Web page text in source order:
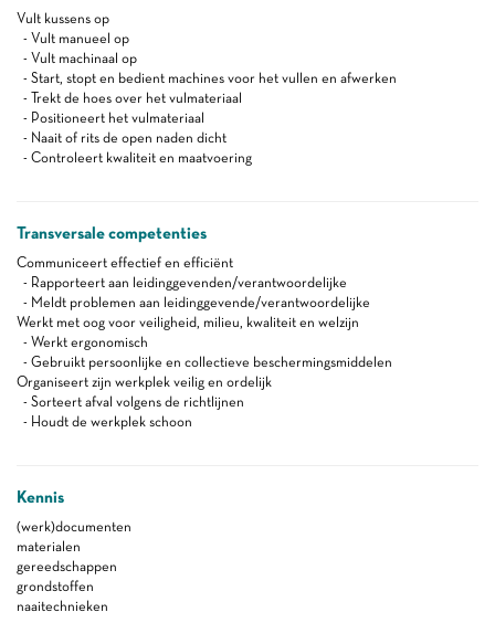
Vult kussens op
- Vult manueel op
- Vult machinaal op
- Start, stopt en bedient machines voor het vullen en afwerken
- Trekt de hoes over het vulmateriaal
- Positioneert het vulmateriaal
- Naait of rits de open naden dicht
- Controleert kwaliteit en maatvoering
Transversale competenties
Communiceert effectief en efficiënt
- Rapporteert aan leidinggevenden/verantwoordelijke
- Meldt problemen aan leidinggevende/verantwoordelijke
Werkt met oog voor veiligheid, milieu, kwaliteit en welzijn
- Werkt ergonomisch
- Gebruikt persoonlijke en collectieve beschermingsmiddelen
Organiseert zijn werkplek veilig en ordelijk
- Sorteert afval volgens de richtlijnen
- Houdt de werkplek schoon
Kennis
(werk)documenten
materialen
gereedschappen
grondstoffen
naaitechnieken